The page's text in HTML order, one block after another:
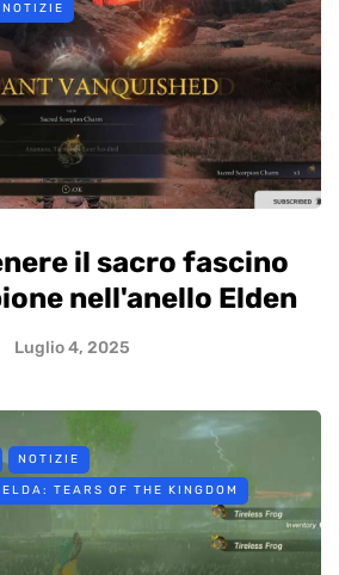
NOTIZIE
il sacro fascino
nell'anello Elden
Luglio 4, 2025
NOTIZIE
TEARS OF THE KINGDOM